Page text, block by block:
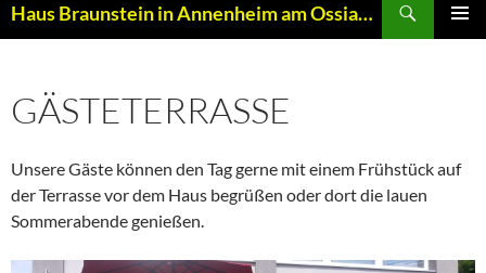
Haus Braunstein in Annenheim am Ossiacher See
GÄSTETERRASSE
Unsere Gäste können den Tag gerne mit einem Frühstück auf
der Terrasse vor dem Haus begrüßen oder dort die lauen
Sommerabende genießen.